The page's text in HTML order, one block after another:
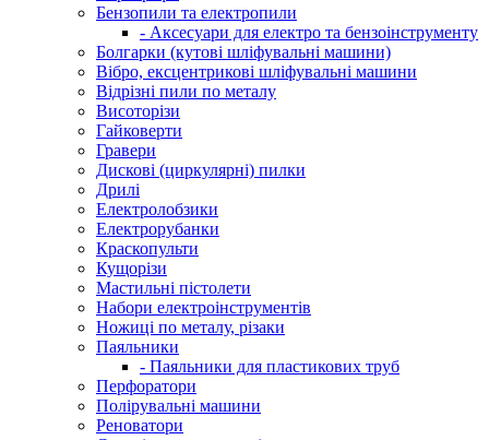
Бензопили та електропили
- Аксесуари для електро та бензоінструменту
Болгарки (кутові шліфувальні машини)
Вібро, ексцентрикові шліфувальні машини
Відрізні пили по металу
Висоторізи
Гайковерти
Гравери
Дискові (циркулярні) пилки
Дрилі
Електролобзики
Електрорубанки
Краскопульти
Кущорізи
Мастильні пістолети
Набори електроінструментів
Ножиці по металу, різаки
Паяльники
- Паяльники для пластикових труб
Перфоратори
Полірувальні машини
Реноватори